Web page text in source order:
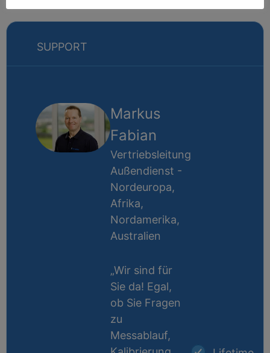
SUPPORT
Markus
Fabian
Vertriebsleitung
Außendienst -
Nordeuropa,
Afrika,
Nordamerika,
Australien
„Wir sind für
Sie da! Egal,
ob Sie Fragen
zu
Messablauf,